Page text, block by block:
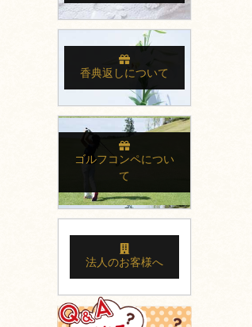
香典返しについて
ゴルフコンペについ
て
法人のお客様へ